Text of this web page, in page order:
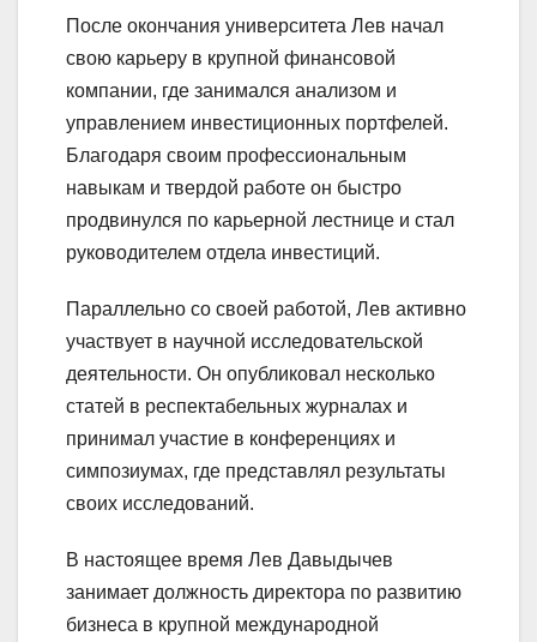
После окончания университета Лев начал
свою карьеру в крупной финансовой
компании, где занимался анализом и
управлением инвестиционных портфелей.
Благодаря своим профессиональным
навыкам и твердой работе он быстро
продвинулся по карьерной лестнице и стал
руководителем отдела инвестиций.
Параллельно со своей работой, Лев активно
участвует в научной исследовательской
деятельности. Он опубликовал несколько
статей в респектабельных журналах и
принимал участие в конференциях и
симпозиумах, где представлял результаты
своих исследований.
В настоящее время Лев Давыдычев
занимает должность директора по развитию
бизнеса в крупной международной